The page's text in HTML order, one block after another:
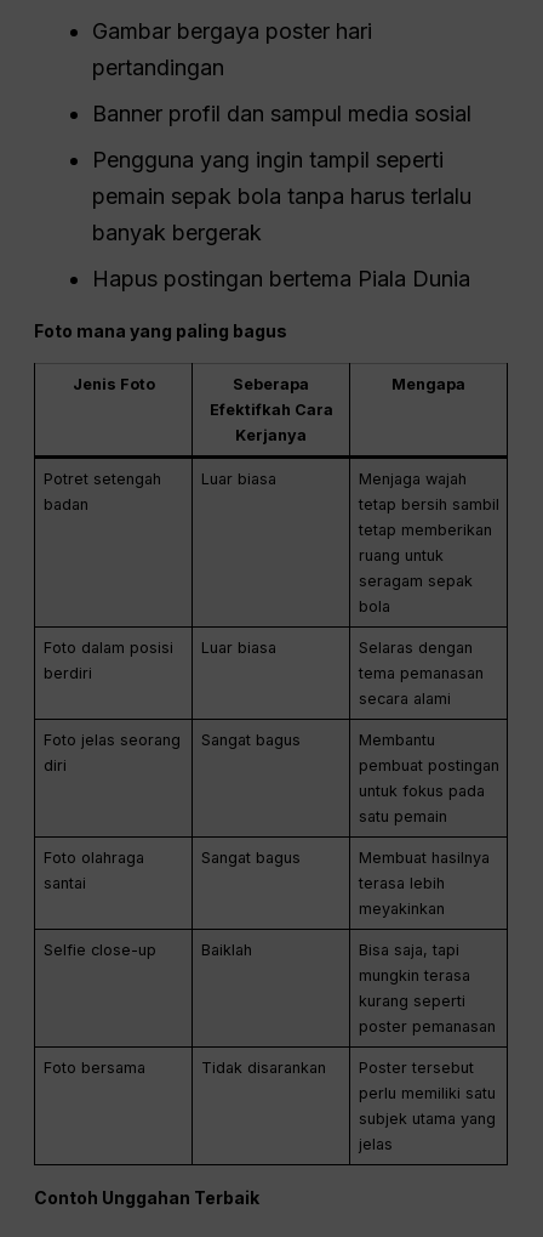
Gambar bergaya poster hari
pertandingan
Banner profil dan sampul media sosial
Pengguna yang ingin tampil seperti
pemain sepak bola tanpa harus terlalu
banyak bergerak
Hapus postingan bertema Piala Dunia
Foto mana yang paling bagus
Jenis Foto
Seberapa
Efektifkah Cara
Kerjanya
Mengapa
Potret setengah
badan
Luar biasa
Menjaga wajah
tetap bersih sambil
tetap memberikan
ruang untuk
seragam sepak
bola
Foto dalam posisi
berdiri
Luar biasa
Selaras dengan
tema pemanasan
secara alami
Foto jelas seorang
diri
Sangat bagus
Membantu
pembuat postingan
untuk fokus pada
satu pemain
Foto olahraga
santai
Sangat bagus
Membuat hasilnya
terasa lebih
meyakinkan
Selfie close-up Baiklah
Bisa saja, tapi
mungkin terasa
kurang seperti
poster pemanasan
Foto bersama Tidak disarankan
Poster tersebut
perlu memiliki satu
subjek utama yang
jelas
Contoh Unggahan Terbaik